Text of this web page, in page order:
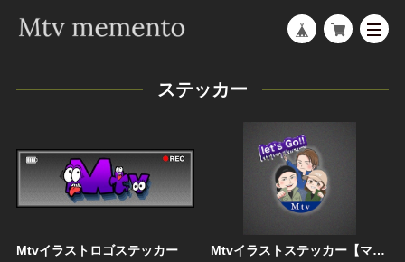
ステッカー
Mtvイラストロゴステッカー Mtvイラストステッカー【マスク無】